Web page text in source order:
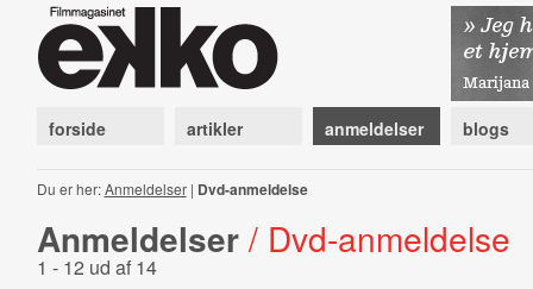
forside artikler anmeldelser blogs
Du er her:Anmeldelser| Dvd-anmeldelse
Anmeldelser / Dvd-anmeldelse
1 - 12 ud af 14